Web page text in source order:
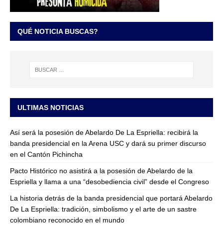
QUÉ NOTICIA BUSCAS?
ULTIMAS NOTICIAS
Así será la posesión de Abelardo De La Espriella: recibirá la
banda presidencial en la Arena USC y dará su primer discurso
en el Cantón Pichincha
Pacto Histórico no asistirá a la posesión de Abelardo de la
Espriella y llama a una “desobediencia civil” desde el Congreso
La historia detrás de la banda presidencial que portará Abelardo
De La Espriella: tradición, simbolismo y el arte de un sastre
colombiano reconocido en el mundo